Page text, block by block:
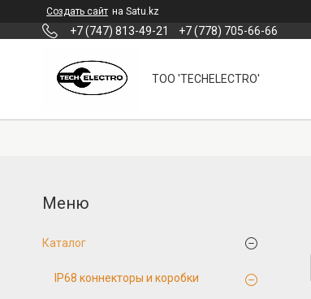
Создать сайт на Satu.kz
+7 (747) 813-49-21 +7 (778) 705-66-66
ТОО 'TECHELECTRO'
Каталог
IP68 коннекторы и коробки